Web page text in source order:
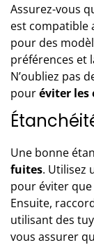
Assurez-vous
est compatible
pour des
préférences et
N’oubliez pas
pouréviter les
Une bonne
fuites. Utilisez
pour éviter que
Ensuite,
utilisant des
vous assurer